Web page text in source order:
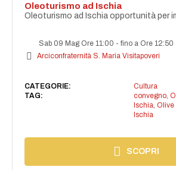
Oleoturismo ad Ischia
Oleoturismo ad Ischia opportunità per
Sab 09 Mag Ore 11:00 -fino a Ore 12:50
Arciconfraternità S. Maria Visitapoveri
CATEGORIE:
Cultura
TAG:
convegno,
Ischia, Olive
Ischia
SCOPRI